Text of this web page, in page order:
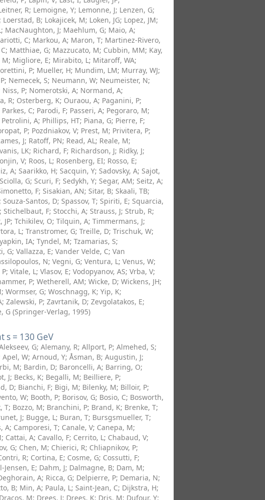
R; Lemoigne, Y; Lemonne, J; Lenzen, G;
; Loerstad, B; Lokajicek, M; Loken, JG; Lopez, JM;
; MacNaughton, J; Maehlum, G; Maio, A;
C; Markou, A; Maron, T; Martinez-Rivero,
; Matthiae, G; Mazzucato, M; Cubbin, MM; Kay,
M; Migliore, E; Mirabito, L; Mitaroff, WA;
P; Mueller, H; Mundim, LM; Murray, WJ;
; Nemecek, S; Neumann, W; Neumeister, N;
Niss, P; Nomerotski, A; Normand, A;
R; Osterberg, K; Ouraou, A; Paganini, P;
Parkes, C; Parodi, F; Passeri, A; Pegoraro, M;
Petrolini, A; Phillips, HT; Piana, G; Pierre, F;
P; Pozdniakov, V; Prest, M; Privitera, P;
J; Ratoff, PN; Read, AL; Reale, M;
LK; Richard, F; Richardson, J; Ridky, J;
V; Roos, L; Rosenberg, EI; Rosso, E;
A; Saarikko, H; Sacquin, Y; Sadovsky, A; Sajot,
Sciolla, G; Scuri, F; Sedykh, Y; Segar, AM; Seitz, A;
F; Sisakian, AN; Sitar, B; Skaali, TB;
; Souza-Santos, D; Spassov, T; Spiriti, E; Squarcia,
; Stichelbaut, F; Stocchi, A; Strauss, J; Strub, R;
JP; Tchikilev, O; Tilquin, A; Timmermans, J;
L; Transtromer, G; Treille, D; Trischuk, W;
IA; Tyndel, M; Tzamarias, S;
G; Vallazza, E; Vander Velde, C; Van
N; Vegni, G; Ventura, L; Venus, W;
; Vitale, L; Vlasov, E; Vodopyanov, AS; Vrba, V;
P; Wetherell, AM; Wicke, D; Wickens, JH;
; Wormser, G; Woschnagg, K; Yip, K;
; Zalewski, P; Zavrtanik, D; Zevgolatakos, E;
G (Springer-Verlag, 1995)
s = 130 GeV
G; Alemany, R; Allport, P; Almehed, S;
Apel, W; Arnoud, Y; Åsman, B; Augustin, J;
M; Bardin, D; Baroncelli, A; Barring, O;
J; Becks, K; Begalli, M; Beilliere, P;
D; Bianchi, F; Bigi, M; Bilenky, M; Billoir, P;
W; Booth, P; Borisov, G; Bosio, C; Bosworth,
T; Bozzo, M; Branchini, P; Brand, K; Brenke, T;
J; Bugge, L; Buran, T; Bursgsmueller, T;
A; Camporesi, T; Canale, V; Canepa, M;
; Cattai, A; Cavallo, F; Cerrito, L; Chabaud, V;
G; Chen, M; Chierici, R; Chliapnikov, P;
R; Cortina, E; Cosme, G; Cossutti, F;
Jensen, E; Dahm, J; Dalmagne, B; Dam, M;
A; Ricca, G; Delpierre, P; Demaria, N;
B; Min, A; Paula, L; Saint-Jean, C; Dijkstra, H;
Dracos, M; Drees, J; Drees, K; Dris, M; Dufour, Y;